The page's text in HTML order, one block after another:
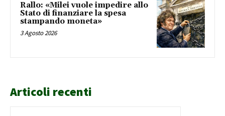
Rallo: «Milei vuole impedire allo
Stato di finanziare la spesa
stampando moneta»
3 Agosto 2026
Articoli recenti